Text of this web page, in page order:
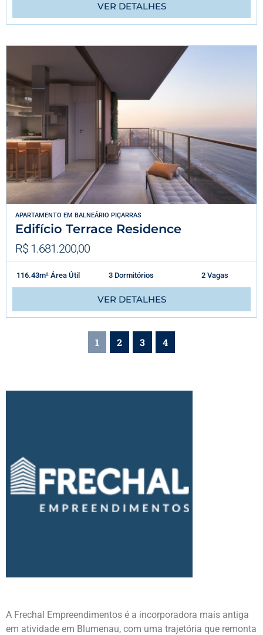
VER DETALHES
APARTAMENTO EM BALNEÁRIO PIÇARRAS
Edifício Terrace Residence
R$ 1.681.200,00
116.43m² Área Útil 3 Dormitórios 2 Vagas
VER DETALHES
1 2 3 4
A Frechal Empreendimentos é a incorporadora mais antiga
em atividade em Blumenau, com uma trajetória que remonta